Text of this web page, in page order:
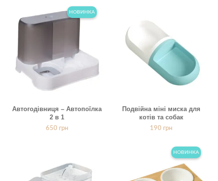
НОВИНКА
Автогодівниця – Автопоїлка
2 в 1
650 грн
Подвійна міні миска для
котів та собак
190 грн
НОВИНКА